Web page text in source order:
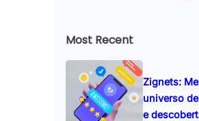
Most Recent
Zignets:
universo
e